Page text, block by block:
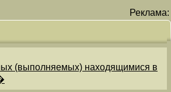
Реклама:
(выполняемых) находящимися в